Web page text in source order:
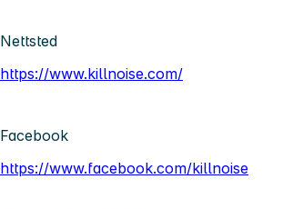
Nettsted
https://www.killnoise.com/
Facebook
https://www.facebook.com/killnoise